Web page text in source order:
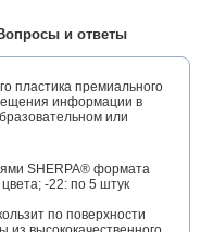
и ответы
пластика премиального
информации в
или
SHERPA® формата
-22: по 5 штук
по поверхности